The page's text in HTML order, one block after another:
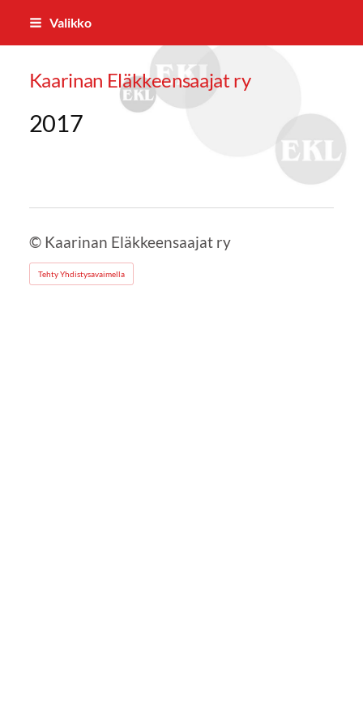
Siirry
Valikko
Kaarinan Eläkkeensaajat ry
2017
© Kaarinan Eläkkeensaajat ry
Tehty Yhdistysavaimella